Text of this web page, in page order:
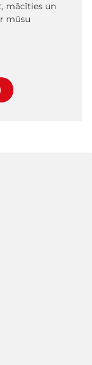
mācīties un
mūsu